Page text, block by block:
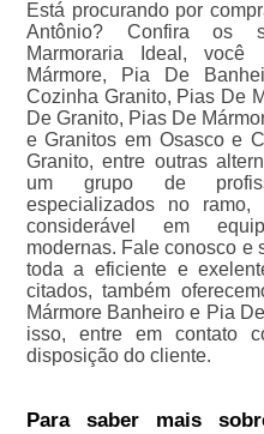
Está procurando por
Antônio? Confira os
Marmoraria Ideal,
Mármore, Pia De
Cozinha Granito, Pias De
De Granito, Pias De
e Granitos em Osasco e
Granito, entre outras
um grupo de
especializados no
considerável em
modernas. Fale conosco e
toda a eficiente e
citados, também
Mármore Banheiro e Pia
isso, entre em contato
disposição do cliente.
Para saber mais